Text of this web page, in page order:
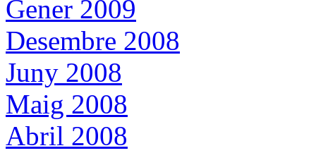
Gener 2009
Desembre 2008
Juny 2008
Maig 2008
Abril 2008